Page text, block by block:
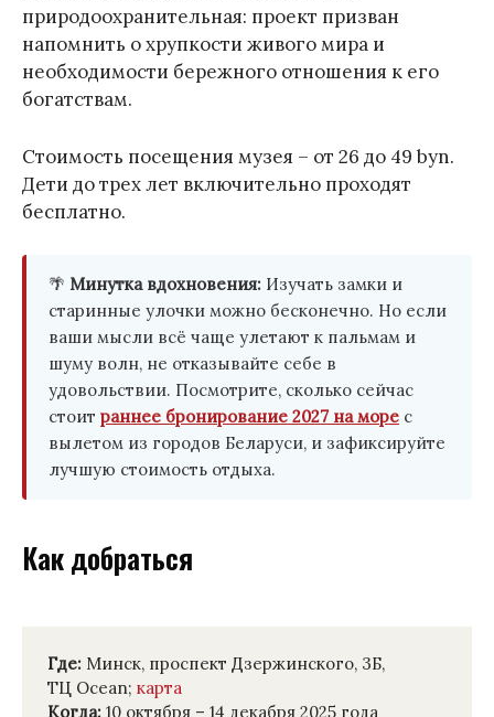
природоохранительная: проект призван
напомнить о хрупкости живого мира и
необходимости бережного отношения к его
богатствам.
Стоимость посещения музея – от 26 до 49 byn.
Дети до трех лет включительно проходят
бесплатно.
🌴 Минутка вдохновения: Изучать замки и
старинные улочки можно бесконечно. Но если
ваши мысли всё чаще улетают к пальмам и
шуму волн, не отказывайте себе в
удовольствии. Посмотрите, сколько сейчас
стоит раннее бронирование 2027 на море с
вылетом из городов Беларуси, и зафиксируйте
лучшую стоимость отдыха.
Как добраться
Где: Минск, проспект Дзержинского, 3Б,
ТЦ Ocean; карта
Когда: 10 октября – 14 декабря 2025 года